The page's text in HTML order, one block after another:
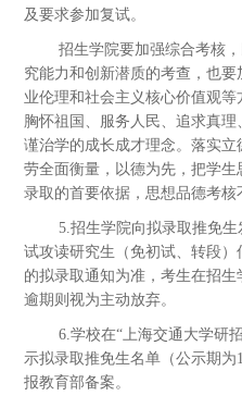
及要求参加复试。
招生学院要加强综合考核，
究能力和创新潜质的考查，也
业伦理和社会主义核心价值观
胸怀祖国、服务人民、追求真
谨治学的成长成才理念。落实
劳全面衡量，以德为先，把学
录取的首要依据，思想品德考核
5.招生学院向拟录取推免生
试攻读研究生（免初试、转段
的拟录取通知为准，考生在招生
逾期则视为主动放弃。
6.学校在“上海交通大学研
示拟录取推免生名单（公示期
报教育部备案。